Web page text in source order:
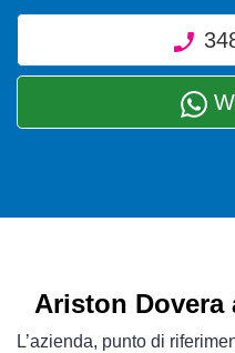
Ariston Dovera
L’azienda, punto di